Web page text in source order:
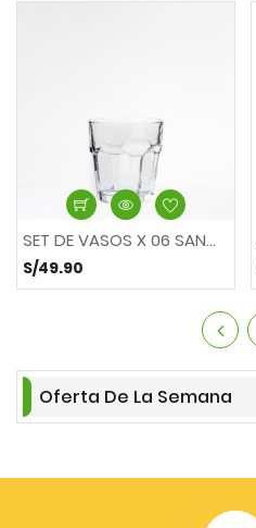
SET DE VASOS X 06 SAN...
S/49.90
Oferta De La Semana